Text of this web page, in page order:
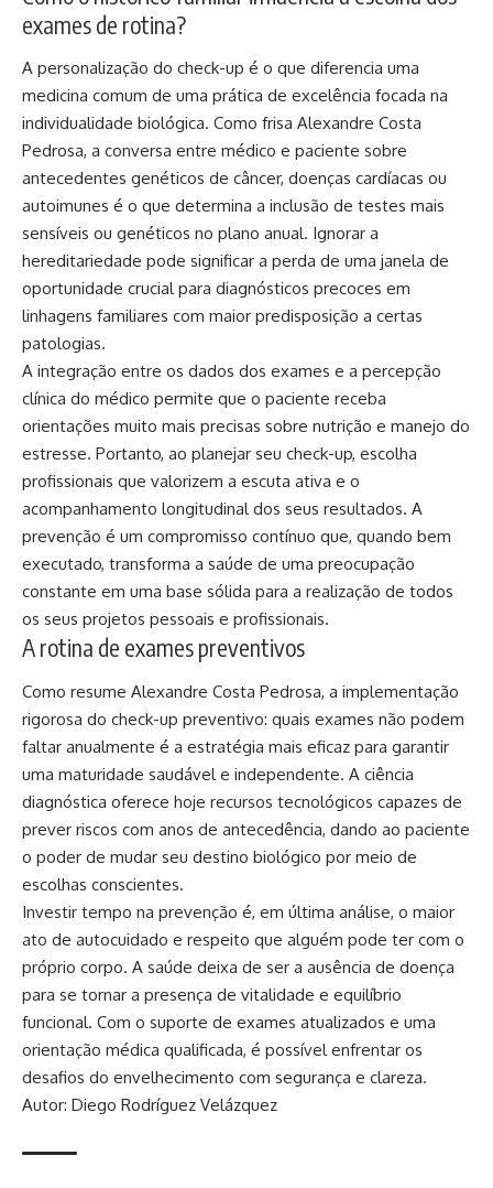
exames de rotina?
A personalização do check-up é o que diferencia uma
medicina comum de uma prática de excelência focada na
individualidade biológica. Como frisa Alexandre Costa
Pedrosa, a conversa entre médico e paciente sobre
antecedentes genéticos de câncer, doenças cardíacas ou
autoimunes é o que determina a inclusão de testes mais
sensíveis ou genéticos no plano anual. Ignorar a
hereditariedade pode significar a perda de uma janela de
oportunidade crucial para diagnósticos precoces em
linhagens familiares com maior predisposição a certas
patologias.
A integração entre os dados dos exames e a percepção
clínica do médico permite que o paciente receba
orientações muito mais precisas sobre nutrição e manejo do
estresse. Portanto, ao planejar seu check-up, escolha
profissionais que valorizem a escuta ativa e o
acompanhamento longitudinal dos seus resultados. A
prevenção é um compromisso contínuo que, quando bem
executado, transforma a saúde de uma preocupação
constante em uma base sólida para a realização de todos
os seus projetos pessoais e profissionais.
A rotina de exames preventivos
Como resume Alexandre Costa Pedrosa, a implementação
rigorosa do check-up preventivo: quais exames não podem
faltar anualmente é a estratégia mais eficaz para garantir
uma maturidade saudável e independente. A ciência
diagnóstica oferece hoje recursos tecnológicos capazes de
prever riscos com anos de antecedência, dando ao paciente
o poder de mudar seu destino biológico por meio de
escolhas conscientes.
Investir tempo na prevenção é, em última análise, o maior
ato de autocuidado e respeito que alguém pode ter com o
próprio corpo. A saúde deixa de ser a ausência de doença
para se tornar a presença de vitalidade e equilíbrio
funcional. Com o suporte de exames atualizados e uma
orientação médica qualificada, é possível enfrentar os
desafios do envelhecimento com segurança e clareza.
Autor: Diego Rodríguez Velázquez